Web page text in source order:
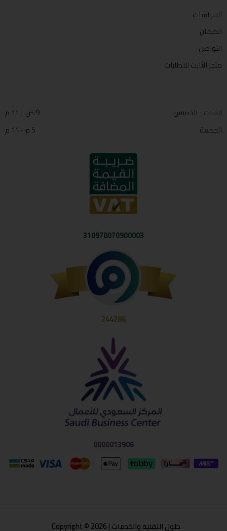
السياسات
الضمان
التواصل
متجر الثابت للاطارات
السبت - الخميس
9 ص - 11 م
الجمعة
5 م - 11 م
310970070900003
244286
0000013906
حلول التقنية والخدمات | Copyright © 2026